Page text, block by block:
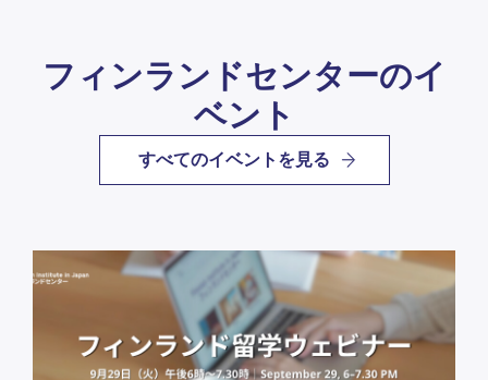
フィンランドセンターのイ
ベント
すべてのイベントを見る